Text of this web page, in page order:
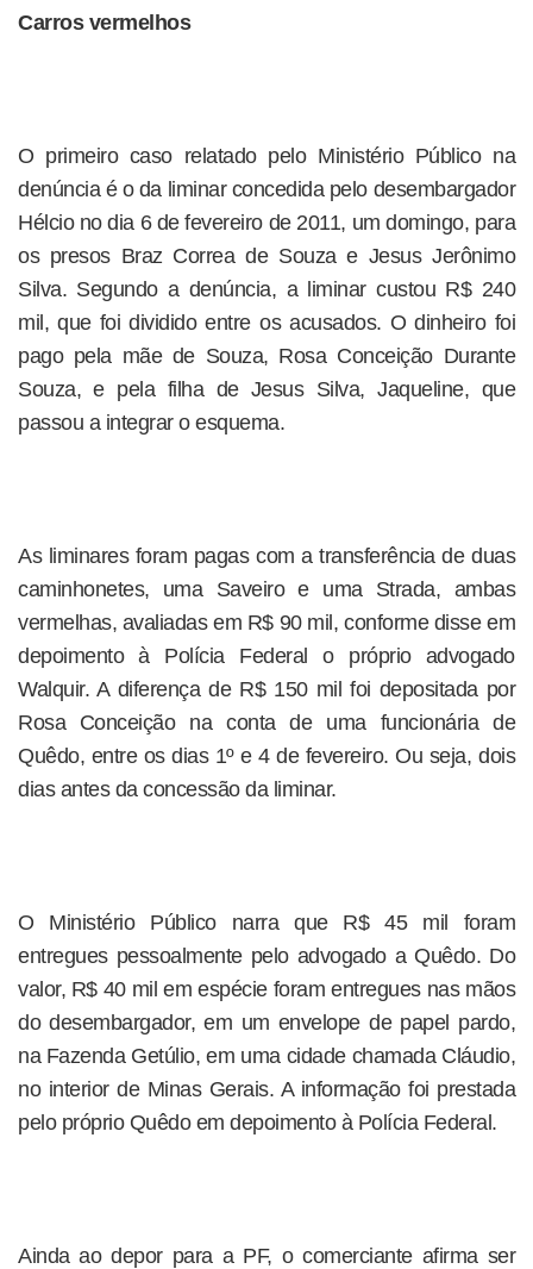
Carros vermelhos
O primeiro caso relatado pelo Ministério Público na
denúncia é o da liminar concedida pelo desembargador
Hélcio no dia 6 de fevereiro de 2011, um domingo, para
os presos Braz Correa de Souza e Jesus Jerônimo
Silva. Segundo a denúncia, a liminar custou R$ 240
mil, que foi dividido entre os acusados. O dinheiro foi
pago pela mãe de Souza, Rosa Conceição Durante
Souza, e pela filha de Jesus Silva, Jaqueline, que
passou a integrar o esquema.
As liminares foram pagas com a transferência de duas
caminhonetes, uma Saveiro e uma Strada, ambas
vermelhas, avaliadas em R$ 90 mil, conforme disse em
depoimento à Polícia Federal o próprio advogado
Walquir. A diferença de R$ 150 mil foi depositada por
Rosa Conceição na conta de uma funcionária de
Quêdo, entre os dias 1º e 4 de fevereiro. Ou seja, dois
dias antes da concessão da liminar.
O Ministério Público narra que R$ 45 mil foram
entregues pessoalmente pelo advogado a Quêdo. Do
valor, R$ 40 mil em espécie foram entregues nas mãos
do desembargador, em um envelope de papel pardo,
na Fazenda Getúlio, em uma cidade chamada Cláudio,
no interior de Minas Gerais. A informação foi prestada
pelo próprio Quêdo em depoimento à Polícia Federal.
Ainda ao depor para a PF, o comerciante afirma ser